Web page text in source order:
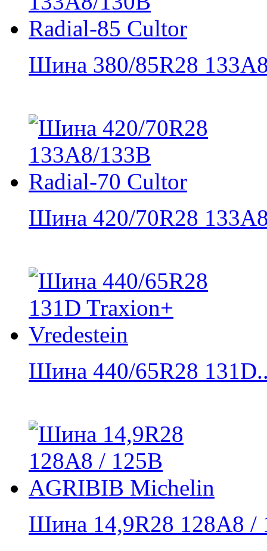
Шина 380/85R28
Шина 420/70R28
Шина 440/65R28
Шина 14,9R28 128A8 /